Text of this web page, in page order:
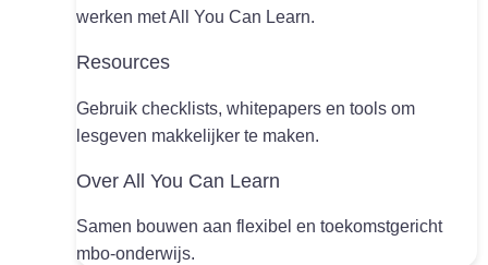
werken met All You Can Learn.
Resources
Gebruik checklists, whitepapers en tools om
lesgeven makkelijker te maken.
Over All You Can Learn
Samen bouwen aan flexibel en toekomstgericht
mbo-onderwijs.